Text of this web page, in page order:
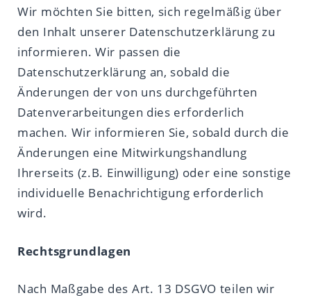
Wir möchten Sie bitten, sich regelmäßig über
den Inhalt unserer Datenschutzerklärung zu
informieren. Wir passen die
Datenschutzerklärung an, sobald die
Änderungen der von uns durchgeführten
Datenverarbeitungen dies erforderlich
machen. Wir informieren Sie, sobald durch die
Änderungen eine Mitwirkungshandlung
Ihrerseits (z.B. Einwilligung) oder eine sonstige
individuelle Benachrichtigung erforderlich
wird.
Rechtsgrundlagen
Nach Maßgabe des Art. 13 DSGVO teilen wir